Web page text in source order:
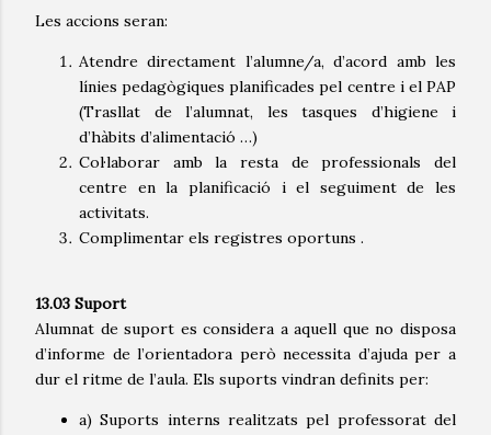
Les accions seran:
Atendre directament l’alumne/a, d’acord amb les
línies pedagògiques planificades pel centre i el PAP
(Trasllat de l’alumnat, les tasques d’higiene i
d’hàbits d’alimentació …)
Col·laborar amb la resta de professionals del
centre en la planificació i el seguiment de les
activitats.
Complimentar els registres oportuns .
13.03 Suport
Alumnat de suport es considera a aquell que no disposa
d’informe de l’orientadora però necessita d’ajuda per a
dur el ritme de l’aula. Els suports vindran definits per:
a) Suports interns realitzats pel professorat del